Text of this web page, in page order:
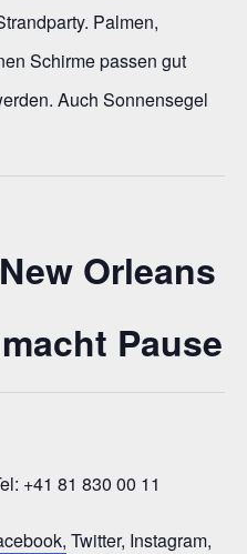
Palmen,
Schirme passen gut
Auch Sonnensegel
Orleans
Pause
+41 81 830 00 11
Twitter, Instagram,